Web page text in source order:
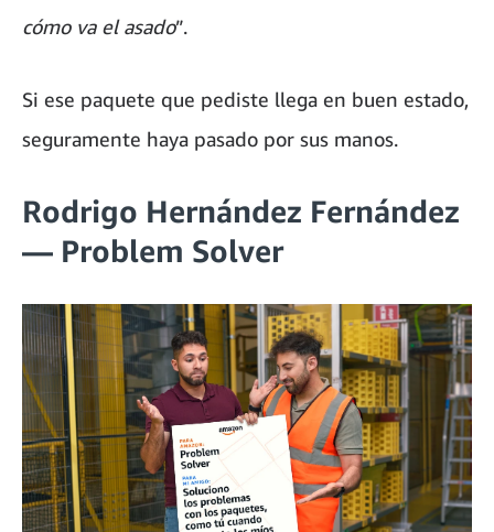
cómo va el asado”.
Si ese paquete que pediste llega en buen estado,
seguramente haya pasado por sus manos.
Rodrigo Hernández Fernández
— Problem Solver